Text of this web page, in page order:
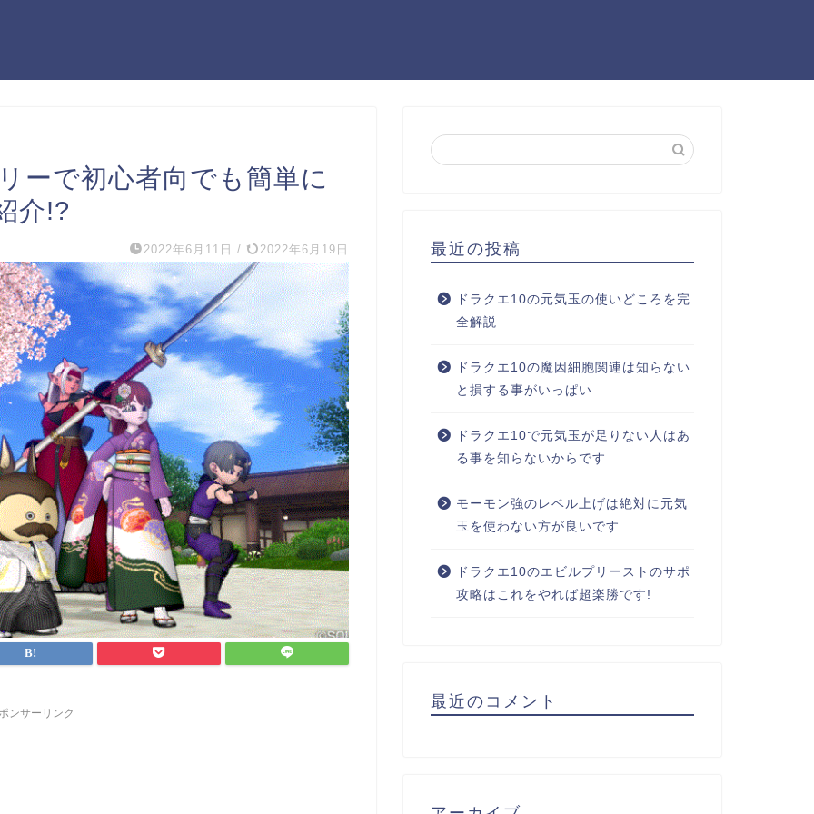
ーで初心者向でも簡単に
介!?
2022年6月11日 / 2022年6月19日
ンサーリンク
最近の投稿
ドラクエ10の元気玉の使いどころを完
全解説
ドラクエ10の魔因細胞関連は知らない
と損する事がいっぱい
ドラクエ10で元気玉が足りない人はあ
る事を知らないからです
モーモン強のレベル上げは絶対に元気
玉を使わない方が良いです
ドラクエ10のエビルプリーストのサポ
攻略はこれをやれば超楽勝です!
最近のコメント